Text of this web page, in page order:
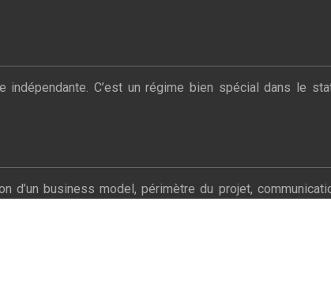
C’est un régime bien spécial dans le
d’un business model, périmètre du projet,